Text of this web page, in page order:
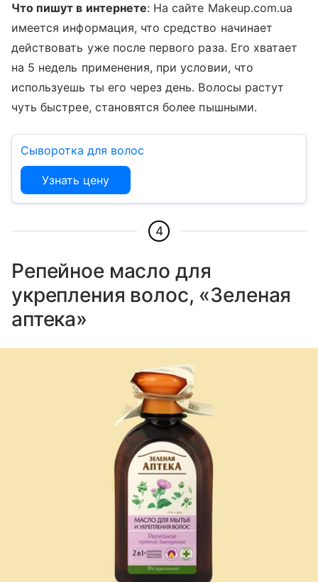
Что пишут в интернете: На сайте Makeup.com.ua
имеется информация, что средство начинает
действовать уже после первого раза. Его хватает
на 5 недель применения, при условии, что
используешь ты его через день. Волосы растут
чуть быстрее, становятся более пышными.
Сыворотка для волос
Узнать цену
4
Репейное масло для
укрепления волос, «Зеленая
аптека»